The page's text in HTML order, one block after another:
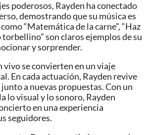
poderosos, Rayden ha conectado
demostrando que su música es
“Matemática de la carne”, “Haz
torbellino” son claros ejemplos de su
y sorprender.
vivo se convierten en un viaje
En cada actuación, Rayden revive
a nuevas propuestas. Con un
lo visual y lo sonoro, Rayden
en una experiencia
seguidores.